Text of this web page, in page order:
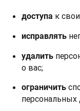
доступа к
исправлять
удалить
о вас;
ограничить
персональных